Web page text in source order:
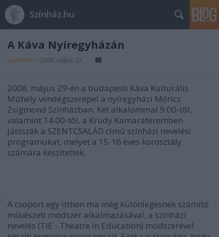
Színház.hu
A Káva Nyíregyházán
szinhazhu • 2008. május 27.
2008. május 29-én a budapesti Káva Kulturális
Mûhely vendégszerepel a nyíregyházi Móricz
Zsigmond Színházban. Két alkalommal 9.00-tõl,
valamint 14.00-tõl, a Krúdy Kamarateremben
játsszák a SZENTCSALÁD címû színházi nevelési
programukat, melyet a 15-16 éves korosztály
számára készítettek.
A csoport egy itthon ma még különlegesnek számító
művészeti módszer alkalmazásával, a színházi
nevelés (TIE - Theatre in Education) módszerével